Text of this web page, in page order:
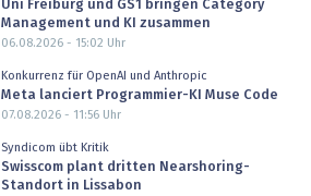
Uni Freiburg und GS1 bringen Category
Management und KI zusammen
06.08.2026 - 15:02 Uhr
Konkurrenz für OpenAI und Anthropic
Meta lanciert Programmier-KI Muse Code
07.08.2026 - 11:56Uhr
Syndicom übt Kritik
Swisscom plant dritten Nearshoring-
Standort in Lissabon